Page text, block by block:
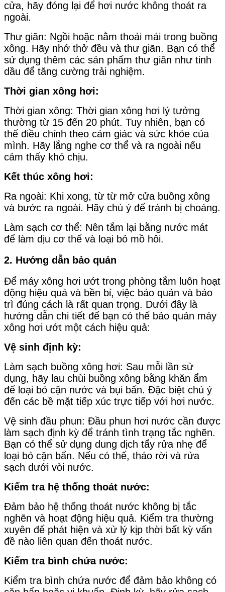
cửa, hãy đóng lại để hơi nước không thoát ra
ngoài.
Thư giãn: Ngồi hoặc nằm thoải mái trong buồng
xông. Hãy nhớ thở đều và thư giãn. Bạn có thể
sử dụng thêm các sản phẩm thư giãn như tinh
dầu để tăng cường trải nghiệm.
Thời gian xông hơi:
Thời gian xông: Thời gian xông hơi lý tưởng
thường từ 15 đến 20 phút. Tuy nhiên, bạn có
thể điều chỉnh theo cảm giác và sức khỏe của
mình. Hãy lắng nghe cơ thể và ra ngoài nếu
cảm thấy khó chịu.
Kết thúc xông hơi:
Ra ngoài: Khi xong, từ từ mở cửa buồng xông
và bước ra ngoài. Hãy chú ý để tránh bị choáng.
Làm sạch cơ thể: Nên tắm lại bằng nước mát
để làm dịu cơ thể và loại bỏ mồ hôi.
2. Hướng dẫn bảo quản
Để máy xông hơi ướt trong phòng tắm luôn hoạt
động hiệu quả và bền bỉ, việc bảo quản và bảo
trì đúng cách là rất quan trọng. Dưới đây là
hướng dẫn chi tiết để bạn có thể bảo quản máy
xông hơi ướt một cách hiệu quả:
Vệ sinh định kỳ:
Làm sạch buồng xông hơi: Sau mỗi lần sử
dụng, hãy lau chùi buồng xông bằng khăn ẩm
để loại bỏ cặn nước và bụi bẩn. Đặc biệt chú ý
đến các bề mặt tiếp xúc trực tiếp với hơi nước.
Vệ sinh đầu phun: Đầu phun hơi nước cần được
làm sạch định kỳ để tránh tình trạng tắc nghẽn.
Bạn có thể sử dụng dung dịch tẩy rửa nhẹ để
loại bỏ cặn bẩn. Nếu có thể, tháo rời và rửa
sạch dưới vòi nước.
Kiểm tra hệ thống thoát nước:
Đảm bảo hệ thống thoát nước không bị tắc
nghẽn và hoạt động hiệu quả. Kiểm tra thường
xuyên để phát hiện và xử lý kịp thời bất kỳ vấn
đề nào liên quan đến thoát nước.
Kiểm tra bình chứa nước:
Kiểm tra bình chứa nước để đảm bảo không có